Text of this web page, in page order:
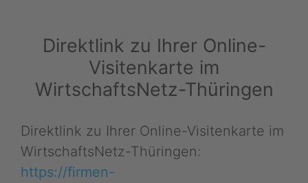
Direktlink zu Ihrer Online-
Visitenkarte im
WirtschaftsNetz-Thüringen
Direktlink zu Ihrer Online-Visitenkarte im
WirtschaftsNetz-Thüringen:
https://firmen-